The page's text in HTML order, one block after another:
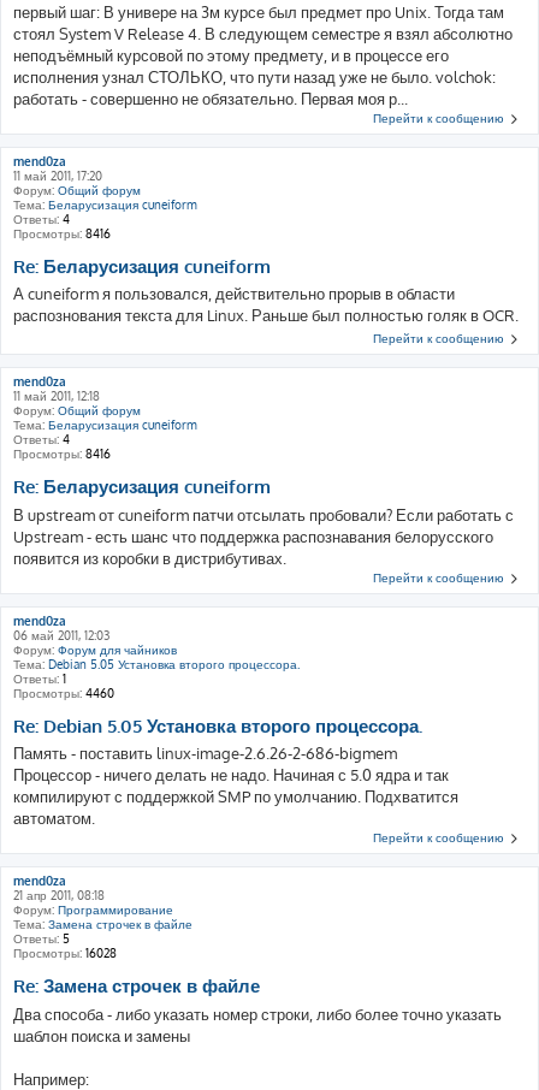
первый шаг: В универе на 3м курсе был предмет про Unix. Тогда там
стоял System V Release 4. В следующем семестре я взял абсолютно
неподъёмный курсовой по этому предмету, и в процессе его
исполнения узнал СТОЛЬКО, что пути назад уже не было. volchok:
работать - совершенно не обязательно. Первая моя р...
Перейти к сообщению
mend0za
11 май 2011, 17:20
Форум: Общий форум
Тема: Беларусизация cuneiform
Ответы: 4
Просмотры: 8416
Re: Беларусизация cuneiform
А cuneiform я пользовался, действительно прорыв в области
распознования текста для Linux. Раньше был полностью голяк в OCR.
Перейти к сообщению
mend0za
11 май 2011, 12:18
Форум: Общий форум
Тема: Беларусизация cuneiform
Ответы: 4
Просмотры: 8416
Re: Беларусизация cuneiform
В upstream от cuneiform патчи отсылать пробовали? Если работать с
Upstream - есть шанс что поддержка распознавания белорусского
появится из коробки в дистрибутивах.
Перейти к сообщению
mend0za
06 май 2011, 12:03
Форум: Форум для чайников
Тема: Debian 5.05 Установка второго процессора.
Ответы: 1
Просмотры: 4460
Re: Debian 5.05 Установка второго процессора.
Память - поставить linux-image-2.6.26-2-686-bigmem
Процессор - ничего делать не надо. Начиная с 5.0 ядра и так
компилируют с поддержкой SMP по умолчанию. Подхватится
автоматом.
Перейти к сообщению
mend0za
21 апр 2011, 08:18
Форум: Программирование
Тема: Замена строчек в файле
Ответы: 5
Просмотры: 16028
Re: Замена строчек в файле
Два способа - либо указать номер строки, либо более точно указать
шаблон поиска и замены
Например: